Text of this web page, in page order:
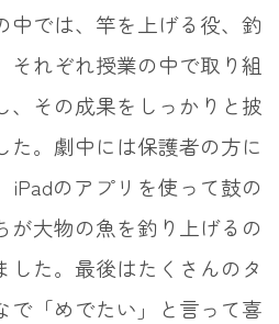
中では、竿を上げる役、釣
それぞれ授業の中で取り組
、その成果をしっかりと披
た。劇中には保護者の方に
iPadのアプリを使って鼓の
が大物の魚を釣り上げるの
した。最後はたくさんのタ
で「めでたい」と言って喜